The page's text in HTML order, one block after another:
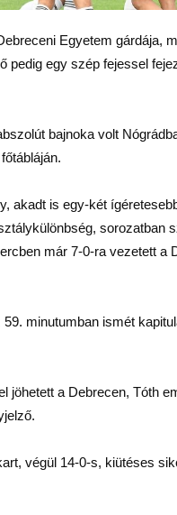
Egyetem gárdája,
pedig egy szép fejessel
bajnoka volt
akadt is egy-két
már 7-0-ra vezetett
minutumban ismét
a Debrecen, Tóth
végül 14-0-s, kiütéses